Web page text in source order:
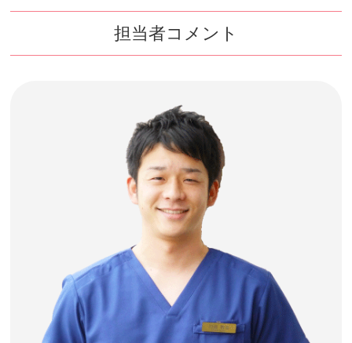
担当者コメント